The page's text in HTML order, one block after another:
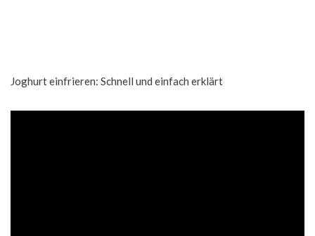
Joghurt einfrieren: Schnell und einfach erklärt